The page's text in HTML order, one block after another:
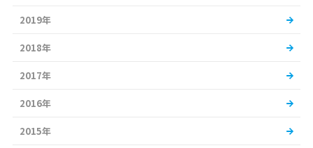
2019年
2018年
2017年
2016年
2015年